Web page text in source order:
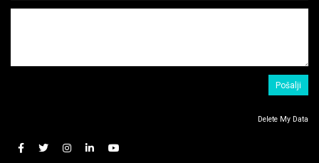
Delete My Data